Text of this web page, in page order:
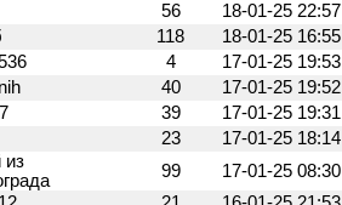
56
18-01-25 22:57
118
18-01-25 16:55
4
17-01-25 19:53
40
17-01-25 19:52
39
17-01-25 19:31
23
17-01-25 18:14
из
99
17-01-25 08:30